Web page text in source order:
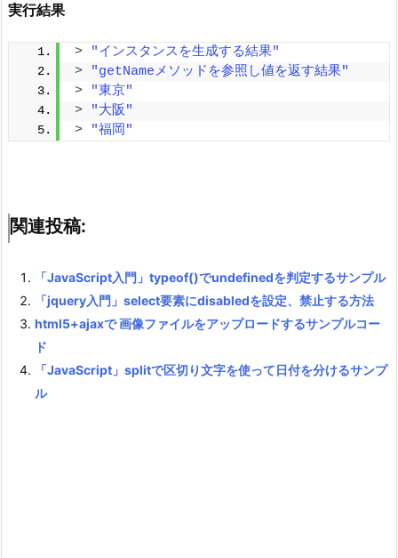
実行結果
>
"インスタンスを生成する結果"
>
"getNameメソッドを参照し値を返す結果"
>
"東京"
>
"大阪"
>
"福岡"
関連投稿:
「JavaScript入門」typeof()でundefinedを判定するサンプル
「jquery入門」select要素にdisabledを設定、禁止する方法
html5+ajaxで 画像ファイルをアップロードするサンプルコー
ド
「JavaScript」splitで区切り文字を使って日付を分けるサンプ
ル